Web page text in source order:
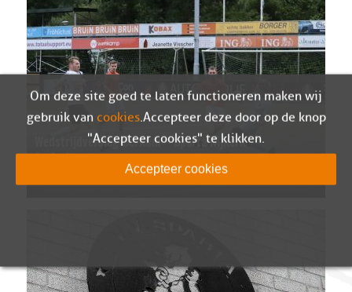
Wedstrijdverslag Berkum – Sparta Nijkerk
Om deze site goed te laten functioneren maken wij
gebruik van cookies. Accepteer deze door op de knop
"Accepteer cookies" te klikken.
Accepteer cookies